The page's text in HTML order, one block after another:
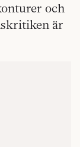
och
är